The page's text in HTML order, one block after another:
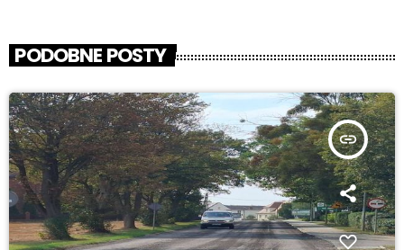
PODOBNE POSTY
insert_link